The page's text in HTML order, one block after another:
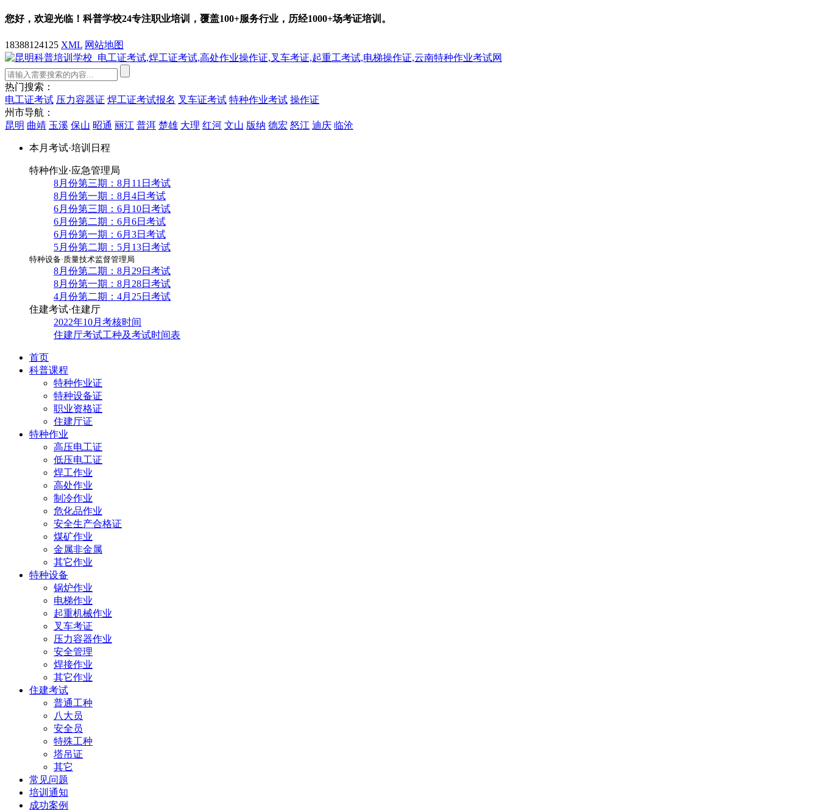
您好，欢迎光临！科普学校24专注职业培训，覆盖100+服务行业，历经1000+场考证培训。
18388124125 XML 网站地图
热门搜索：
电工证考试 压力容器证 焊工证考试报名 叉车证考试 特种作业考试 操作证
州市导航：
昆明 曲靖 玉溪 保山 昭通 丽江 普洱 楚雄 大理 红河 文山 版纳 德宏 怒江 迪庆 临沧
本月考试·培训日程
特种作业·应急管理局
8月份第三期：8月11日考试
8月份第一期：8月4日考试
6月份第三期：6月10日考试
6月份第二期：6月6日考试
6月份第一期：6月3日考试
5月份第二期：5月13日考试
特种设备·质量技术监督管理局
8月份第二期：8月29日考试
8月份第一期：8月28日考试
4月份第二期：4月25日考试
住建考试·住建厅
2022年10月考核时间
住建厅考试工种及考试时间表
首页
科普课程
特种作业证
特种设备证
职业资格证
住建厅证
特种作业
高压电工证
低压电工证
焊工作业
高处作业
制冷作业
危化品作业
安全生产合格证
煤矿作业
金属非金属
其它作业
特种设备
锅炉作业
电梯作业
起重机械作业
叉车考证
压力容器作业
安全管理
焊接作业
其它作业
住建考试
普通工种
八大员
安全员
特殊工种
塔吊证
其它
常见问题
培训通知
成功案例